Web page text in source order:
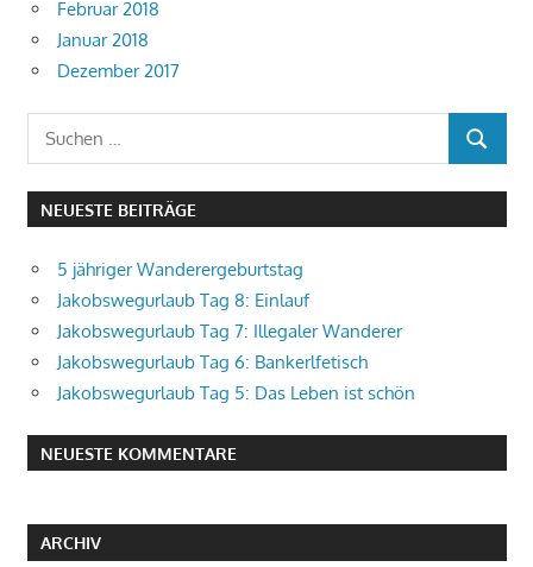
Februar 2018
Januar 2018
Dezember 2017
Suchen
nach:
SUCHEN
NEUESTE BEITRÄGE
5 jähriger Wanderergeburtstag
Jakobswegurlaub Tag 8: Einlauf
Jakobswegurlaub Tag 7: Illegaler Wanderer
Jakobswegurlaub Tag 6: Bankerlfetisch
Jakobswegurlaub Tag 5: Das Leben ist schön
NEUESTE KOMMENTARE
ARCHIV